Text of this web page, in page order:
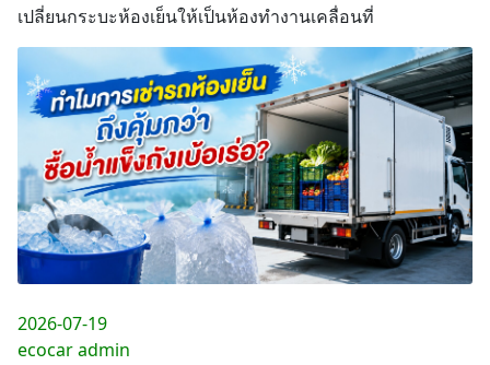
เปลี่ยนกระบะห้องเย็นให้เป็นห้องทำงานเคลื่อนที่
2026-07-19
ecocar admin